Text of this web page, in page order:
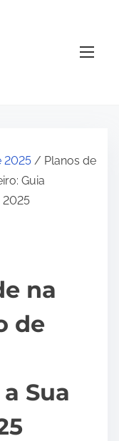
2025 / Planos de
Guia
2025
na
de
Sua